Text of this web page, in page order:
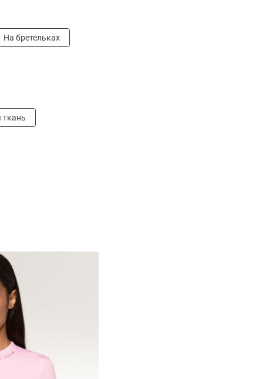
На бретельках